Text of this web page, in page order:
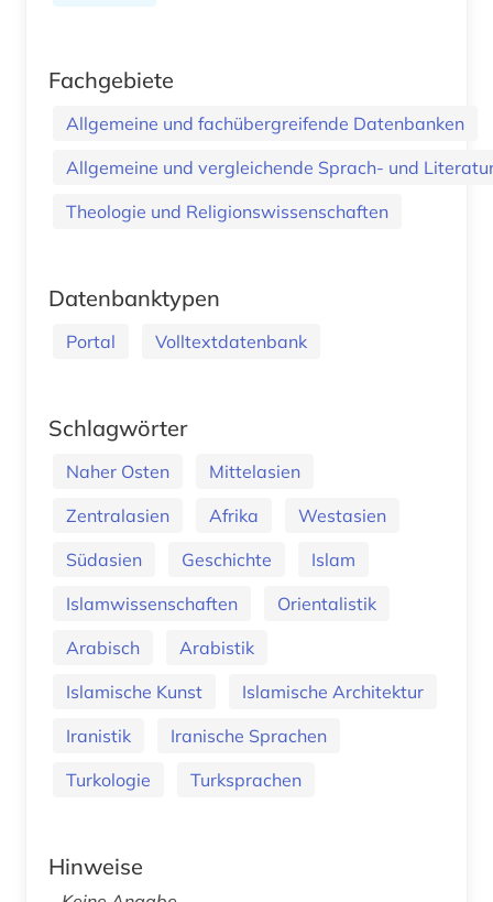
Fachgebiete
Allgemeine und fachübergreifende Datenbanken
Allgemeine und vergleichende Sprach- und
Theologie und Religionswissenschaften
Datenbanktypen
Portal Volltextdatenbank
Schlagwörter
Naher Osten
Mittelasien
Zentralasien
Afrika
Westasien
Südasien
Geschichte
Islam
Islamwissenschaften
Orientalistik
Arabisch
Arabistik
Islamische Kunst
Islamische Architektur
Iranistik
Iranische Sprachen
Turkologie
Turksprachen
Hinweise